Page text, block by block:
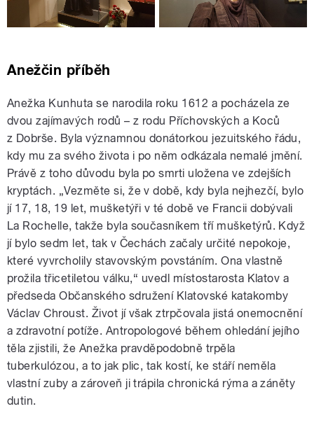
Anežčin příběh
Anežka Kunhuta se narodila roku 1612 a pocházela ze
dvou zajímavých rodů – z rodu Příchovských a Koců
z Dobrše. Byla významnou donátorkou jezuitského řádu,
kdy mu za svého života i po něm odkázala nemalé jmění.
Právě z toho důvodu byla po smrti uložena ve zdejších
kryptách. „Vezměte si, že v době, kdy byla nejhezčí, bylo
jí 17, 18, 19 let, mušketýři v té době ve Francii dobývali
La Rochelle, takže byla současníkem tří mušketýrů. Když
jí bylo sedm let, tak v Čechách začaly určité nepokoje,
které vyvrcholily stavovským povstáním. Ona vlastně
prožila třicetiletou válku,“ uvedl místostarosta Klatov a
předseda Občanského sdružení Klatovské katakomby
Václav Chroust. Život jí však ztrpčovala jistá onemocnění
a zdravotní potíže. Antropologové během ohledání jejího
těla zjistili, že Anežka pravděpodobně trpěla
tuberkulózou, a to jak plic, tak kostí, ke stáří neměla
vlastní zuby a zároveň ji trápila chronická rýma a záněty
dutin.